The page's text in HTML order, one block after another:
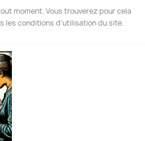
moment. Vous trouverez pour cela
les conditions d'utilisation du site.